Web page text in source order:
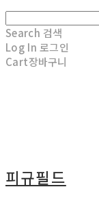
Search 검색
Log In 로그인
Cart장바구니
피규필드